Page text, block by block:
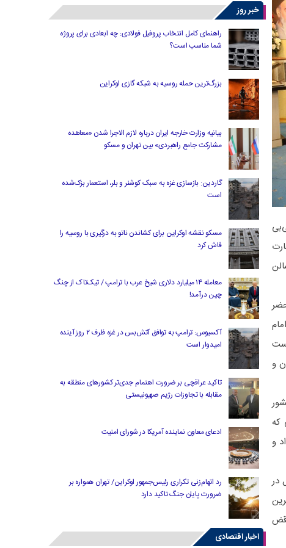
و
امروز نقطه قوت انقلاب را نشانه گرفته‌اند. در سال ۱۴۰۱ کشور
که
و
در
خبر روز
راهنمای کامل انتخاب پروفیل فولادی: چه ابعادی برای پروژه
شما مناسب است؟
بزرگ‌ترین حمله روسیه به شبکه گازی اوکراین
بیانیه وزارت خارجه ایران درباره لازم‌ الاجرا شدن «معاهده
مشارکت جامع راهبردی» بین تهران و مسکو
گاردین: بازسازی غزه به سبک کوشنر و بلر، استعمار بزک‌شده
است
مسکو نقشه اوکراین برای کشاندن ناتو به درگیری با روسیه را
فاش کرد
معامله ۱۴ میلیارد دلاری شیخ عرب با ترامپ / تیک‌تاک از چنگ
چین درآمد!
آکسیوس: ترامپ به توافق آتش‌بس در غزه ظرف ۲ روز آینده
امیدوار است
تاکید عراقچی بر ضرورت اهتمام جدی‌تر کشورهای منطقه به
مقابله با تجاوزات رژیم صهیونیستی
ادعای معاون نماینده آمریکا در شورای امنیت
رد اتهام‌زنی تکراری رئیس‌جمهور اوکراین/ تهران همواره بر
ضرورت پایان جنگ تاکید دارد
اخبار اقتصادی